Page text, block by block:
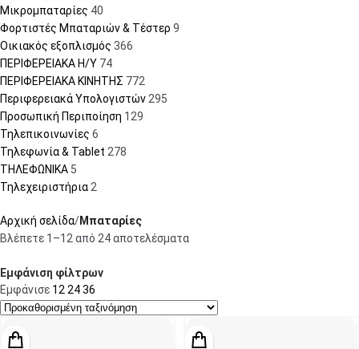
Μικρομπαταρίες 40
Φορτιστές Μπαταριών & Τέστερ 9
Οικιακός εξοπλισμός 366
ΠΕΡΙΦΕΡΕΙΑΚΑ Η/Υ 74
ΠΕΡΙΦΕΡΕΙΑΚΑ ΚΙΝΗΤΗΣ 772
Περιφερειακά Υπολογιστών 295
Προσωπική Περιποίηση 129
Τηλεπικοινωνίες 6
Τηλεφωνία & Tablet 278
ΤΗΛΕΦΩΝΙΚΑ 5
Τηλεχειριστήρια 2
Αρχική σελίδα Μπαταρίες
Βλέπετε 1–12 από 24 αποτελέσματα
Εμφάνιση φίλτρων
Εμφάνισε 12 2436